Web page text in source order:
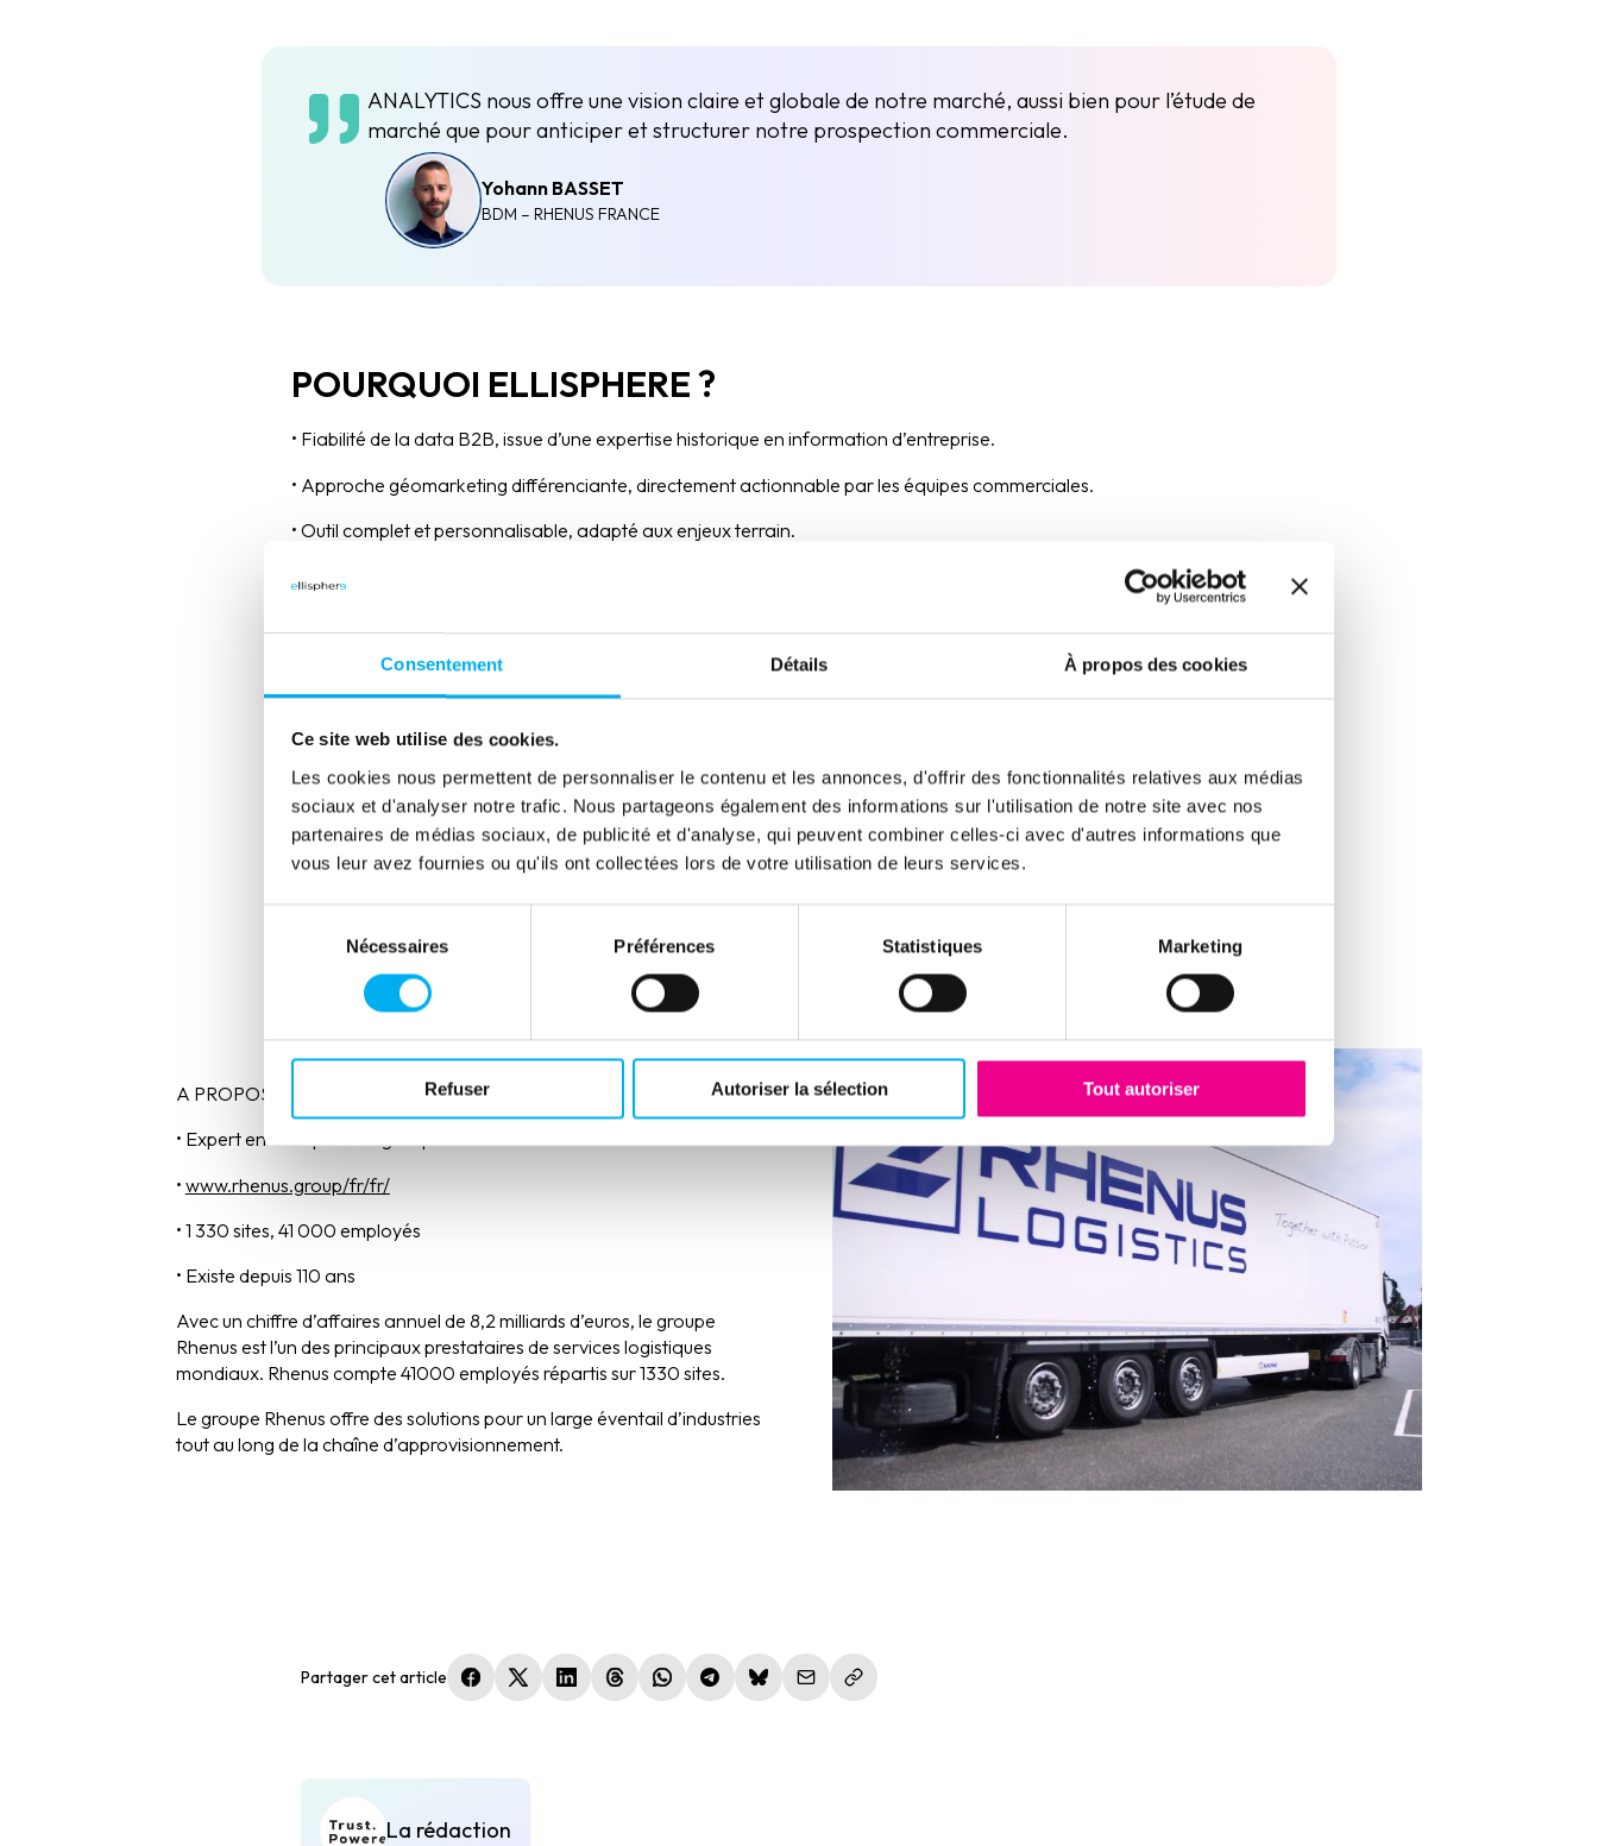
Consentement Détails À propos des cookies
Ce site web utilise des cookies.
Les cookies nous permettent de personnaliser le contenu et les annonces, d'offrir des fonctionnalités relatives aux médias
sociaux et d'analyser notre trafic. Nous partageons également des informations sur l'utilisation de notre site avec nos
partenaires de médias sociaux, de publicité et d'analyse, qui peuvent combiner celles-ci avec d'autres informations que
vous leur avez fournies ou qu'ils ont collectées lors de votre utilisation de leurs services.
consentement
Nécessaires Préférences Statistiques Marketing
Refuser Autoriser la sélection Tout autoriser
ANALYTICS nous offre une vision claire et globale de notre marché, aussi bien pour l’étude de
marché que pour anticiper et structurer notre prospection commerciale.
Yohann BASSET
BDM – RHENUS FRANCE
POURQUOI ELLISPHERE ?
• Fiabilité de la data B2B, issue d’une expertise historique en information d’entreprise.
• Approche géomarketing différenciante, directement actionnable par les équipes commerciales.
• Outil complet et personnalisable, adapté aux enjeux terrain.
BÉNÉFICES
• Vision globale du marché : identification des clients existants et des prospects à fort potentiel sur une zone donnée.
• Meilleure priorisation des actions commerciales grâce à une connaissance fine du tissu économique.
• Gain de temps dans la préparation et l’exécution de la prospection.
• Prospection plus sécurisée via l’intégration de données financières fiables.
A PROPOS DE RHENUS GROUP
• Expert en transport & logistique
• www.rhenus.group/fr/fr/
• 1 330 sites, 41 000 employés
• Existe depuis 110 ans
Avec un chiffre d’affaires annuel de 8,2 milliards d’euros, le groupe
Rhenus est l’un des principaux prestataires de services logistiques
mondiaux. Rhenus compte 41000 employés répartis sur 1330 sites.
Le groupe Rhenus offre des solutions pour un large éventail d’industries
tout au long de la chaîne d’approvisionnement.
Partager cet article (nouvelle fenêtre)
(nouvelle fenêtre)
(nouvelle fenêtre)
(nouvelle fenêtre)
(nouvelle fenêtre)
(nouvelle fenêtre)
(nouvelle fenêtre)
La rédaction